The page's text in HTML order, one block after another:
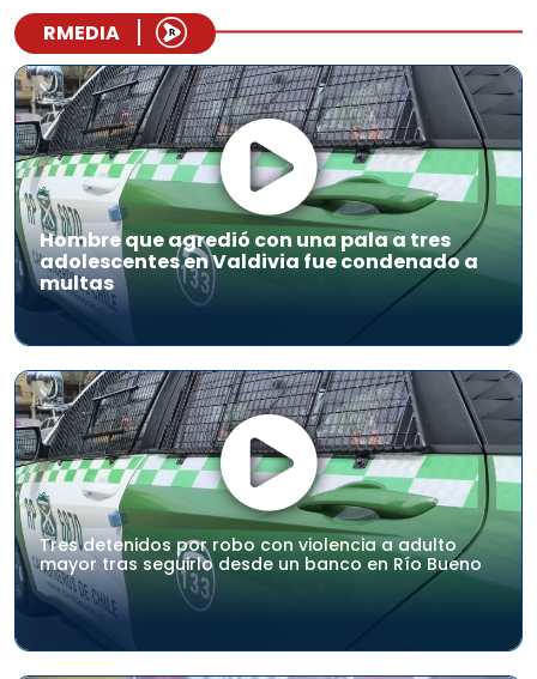
RMEDIA
Hombre que agredió con una pala a tres
adolescentes en Valdivia fue condenado a
multas
Tres detenidos por robo con violencia a adulto
mayor tras seguirlo desde un banco en Río Bueno